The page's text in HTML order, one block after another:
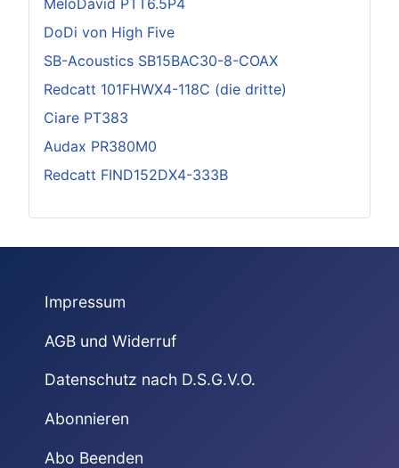
MeloDavid PTT6.5P4
DoDi von High Five
SB-Acoustics SB15BAC30-8-COAX
Redcatt 101FHWX4-118C (die dritte)
Ciare PT383
Audax PR380M0
Redcatt FIND152DX4-333B
Impressum
AGB und Widerruf
Datenschutz nach D.S.G.V.O.
Abonnieren
Abo Beenden